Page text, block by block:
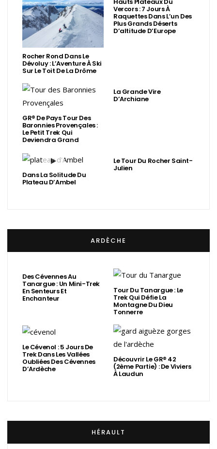
Rocher Rond Dans Le
Dévoluy : L’Aventure À Ski
Sur Le Toit De La Drôme
Hauts Plateaux Du
Vercors : 7 Jours À
Raquettes Dans L’un Des
Plus Grands Déserts
D’altitude D’Europe
GR® De Pays Tour Des
Baronnies Provençales :
Le Petit Trek Qui
Deviendra Grand
La Grande Vire
D’Archiane
Dans La Solitude Du
Plateau D’Ambel
Le Tour Du Rocher Saint-
Julien
ARDÈCHE
Des Cévennes Au
Tanargue : Un Mini-Trek
En Senteurs Et
Enchanteur
Tour Du Tanargue : Le
Trek Qui Défie La
Montagne Du Dieu
Tonnerre
Le Cévenol : 5 Jours De
Trek Dans Les Vallées
Oubliées Des Cévennes
D’Ardèche
Découvrir Le GR® 42
(2ème Partie) : De Viviers
À Laudun
HÉRAULT